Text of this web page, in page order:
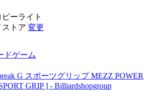
ストア 変更
ドゲーム
G スポーツグリップ MEZZ POWER
GRIP ] - Billiardshopgroup